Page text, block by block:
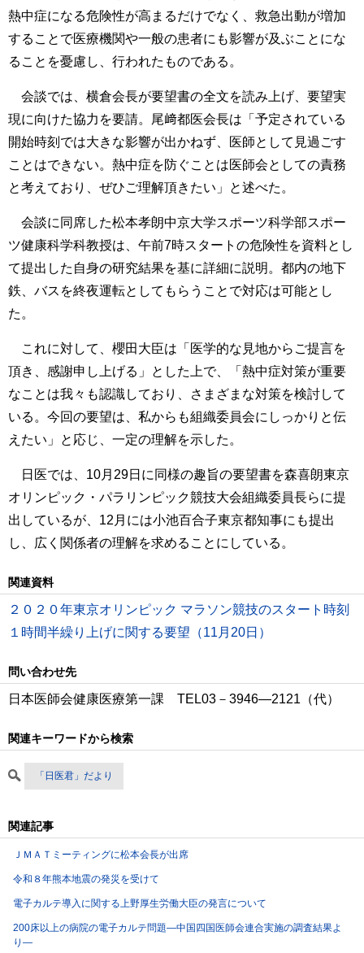
熱中症になる危険性が高まるだけでなく、救急出動が増加
することで医療機関や一般の患者にも影響が及ぶことにな
ることを憂慮し、行われたものである。
会談では、横倉会長が要望書の全文を読み上げ、要望実
現に向けた協力を要請。尾﨑都医会長は「予定されている
開始時刻では大きな影響が出かねず、医師として見過ごす
ことはできない。熱中症を防ぐことは医師会としての責務
と考えており、ぜひご理解頂きたい」と述べた。
会談に同席した松本孝朗中京大学スポーツ科学部スポー
ツ健康科学科教授は、午前7時スタートの危険性を資料とし
て提出した自身の研究結果を基に詳細に説明。都内の地下
鉄、バスを終夜運転としてもらうことで対応は可能とし
た。
これに対して、櫻田大臣は「医学的な見地からご提言を
頂き、感謝申し上げる」とした上で、「熱中症対策が重要
なことは我々も認識しており、さまざまな対策を検討して
いる。今回の要望は、私からも組織委員会にしっかりと伝
えたい」と応じ、一定の理解を示した。
日医では、10月29日に同様の趣旨の要望書を森喜朗東京
オリンピック・パラリンピック競技大会組織委員長らに提
出しているが、12月には小池百合子東京都知事にも提出
し、広く関係者の理解を求めることにしている。
関連資料
２０２０年東京オリンピック マラソン競技のスタート時刻
１時間半繰り上げに関する要望（11月20日）
問い合わせ先
日本医師会健康医療第一課 TEL03－3946―2121（代）
関連キーワードから検索
「日医君」だより
関連記事
ＪＭＡＴミーティングに松本会長が出席
令和８年熊本地震の発災を受けて
電子カルテ導入に関する上野厚生労働大臣の発言について
200床以上の病院の電子カルテ問題―中国四国医師会連合実施の調査結果よ
り―